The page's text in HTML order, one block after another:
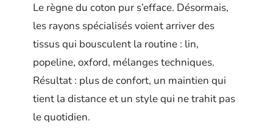
Le règne du coton pur s’efface. Désormais,
les rayons spécialisés voient arriver des
tissus qui bousculent la routine : lin,
popeline, oxford, mélanges techniques.
Résultat : plus de confort, un maintien qui
tient la distance et un style qui ne trahit pas
le quotidien.